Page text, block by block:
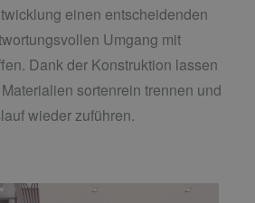
einen entscheidenden
Umgang mit
Dank der Konstruktion lassen
sortenrein trennen und
wieder zuführen.